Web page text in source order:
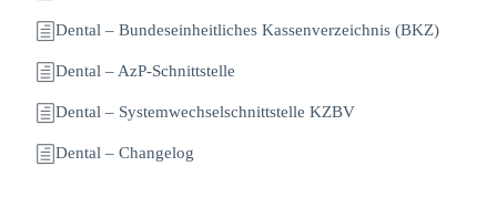
Dental – Bundeseinheitliches Kassenverzeichnis (BKZ)
Dental – AzP-Schnittstelle
Dental – Systemwechselschnittstelle KZBV
Dental – Changelog